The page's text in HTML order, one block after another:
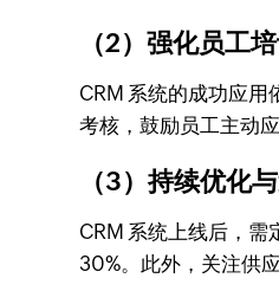
（2）强化员工
CRM 系统的成功应
考核，鼓励员工主动
（3）持续优化
CRM 系统上线后，
30%。此外，关注供